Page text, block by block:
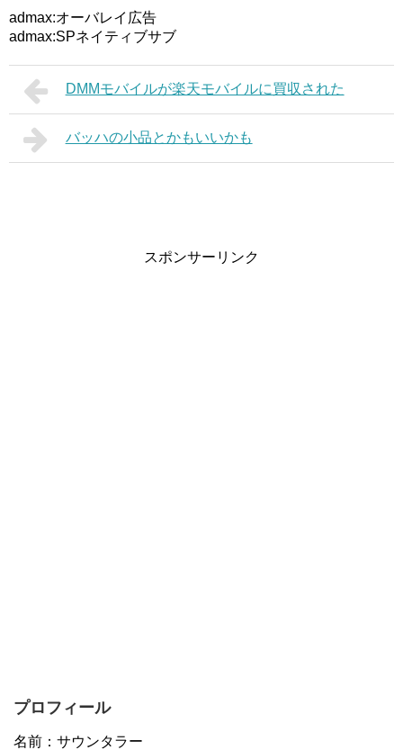
admax:オーバレイ広告
admax:SPネイティブサブ
DMMモバイルが楽天モバイルに買収された
バッハの小品とかもいいかも
スポンサーリンク
プロフィール
名前：サウンタラー